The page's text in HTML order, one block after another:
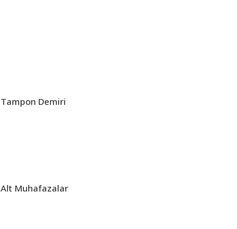
Tampon Demiri
Alt Muhafazalar